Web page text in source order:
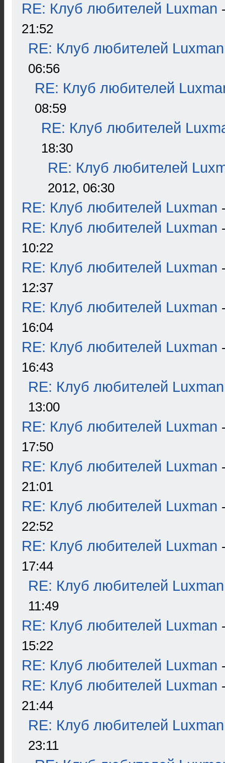
RE: Клуб любителей Luxman
21:52
RE: Клуб любителей Luxman
06:56
RE: Клуб любителей
08:59
RE: Клуб любителей
18:30
RE: Клуб любителей
2012, 06:30
RE: Клуб любителей Luxman
RE: Клуб любителей Luxman
10:22
RE: Клуб любителей Luxman
12:37
RE: Клуб любителей Luxman
16:04
RE: Клуб любителей Luxman
16:43
RE: Клуб любителей Luxman
13:00
RE: Клуб любителей Luxman
17:50
RE: Клуб любителей Luxman
21:01
RE: Клуб любителей Luxman
22:52
RE: Клуб любителей Luxman
17:44
RE: Клуб любителей Luxman
11:49
RE: Клуб любителей Luxman
15:22
RE: Клуб любителей Luxman
RE: Клуб любителей Luxman
21:44
RE: Клуб любителей Luxman
23:11